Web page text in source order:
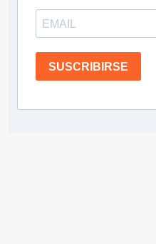
SUSCRIBIRSE